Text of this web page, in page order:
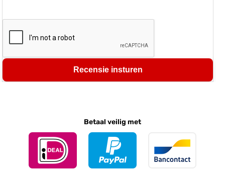
Recensie insturen
Betaal veilig met